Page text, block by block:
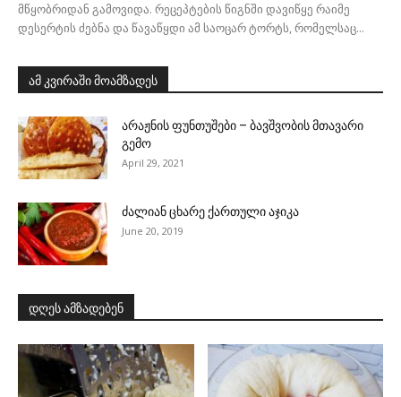
მწყობრიდან გამოვიდა. რეცეპტების წიგნში დავიწყე რაიმე
დესერტის ძებნა და წავაწყდი ამ საოცარ ტორტს, რომელსაც...
ამ კვირაში მოამზადეს
არაჟნის ფუნთუშები – ბავშვობის მთავარი
გემო
April 29, 2021
ძალიან ცხარე ქართული აჯიკა
June 20, 2019
დღეს ამზადებენ